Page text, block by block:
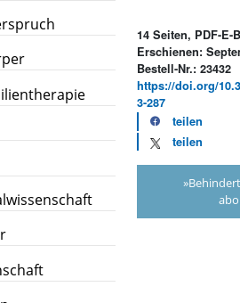
14 Seiten, PDF-E-
Erschienen:
Bestell-Nr.: 23432
https://doi.org/
3-287
teilen
teilen